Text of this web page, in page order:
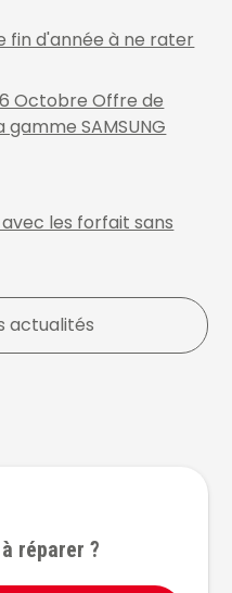
fin d'année à ne rater
Octobre Offre de
SAMSUNG
les forfait sans
actualités
réparer ?